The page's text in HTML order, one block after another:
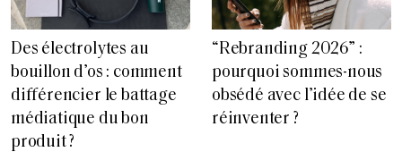
Des électrolytes au
bouillon d’os : comment
différencier le battage
médiatique du bon
produit ?
“Rebranding 2026” :
pourquoi sommes-nous
obsédé avec l’idée de se
réinventer ?